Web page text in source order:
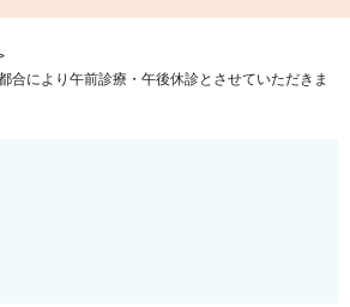
合により午前診療・午後休診とさせていただきま